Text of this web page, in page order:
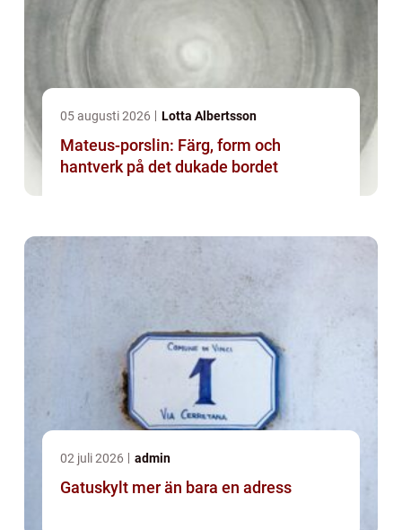
05 augusti 2026 Lotta Albertsson
Mateus-porslin: Färg, form och
hantverk på det dukade bordet
02 juli 2026 admin
Gatuskylt mer än bara en adress